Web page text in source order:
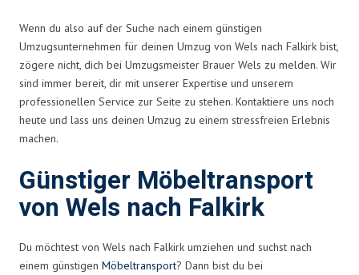
Wenn du also auf der Suche nach einem günstigen
Umzugsunternehmen für deinen Umzug von Wels nach Falkirk bist,
zögere nicht, dich bei Umzugsmeister Brauer Wels zu melden. Wir
sind immer bereit, dir mit unserer Expertise und unserem
professionellen Service zur Seite zu stehen. Kontaktiere uns noch
heute und lass uns deinen Umzug zu einem stressfreien Erlebnis
machen.
Günstiger Möbeltransport
von Wels nach Falkirk
Du möchtest von Wels nach Falkirk umziehen und suchst nach
einem günstigen Möbeltransport? Dann bist du bei